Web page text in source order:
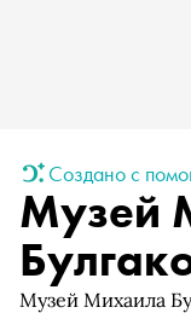
Создано с
Музей
Музей Михаила